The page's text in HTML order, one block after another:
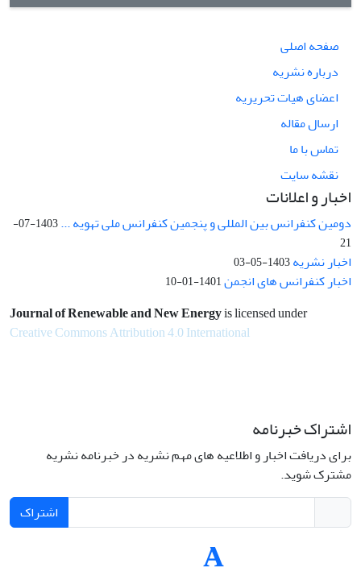
صفحه اصلی
درباره نشریه
اعضای هیات تحریریه
ارسال مقاله
تماس با ما
نقشه سایت
اخبار و اعلانات
دومین کنفرانس بین المللی و پنجمین کنفرانس ملی تهویه ...
1403-07-
21
اخبار نشریه1403-05-03
اخبار کنفرانس های انجمن1401-01-10
Journal of Renewable and New Energyis licensed under
Creative Commons Attribution 4.0 International
اشتراک خبرنامه
برای دریافت اخبار و اطلاعیه های مهم نشریه در خبرنامه نشریه
مشترک شوید.
اشتراک